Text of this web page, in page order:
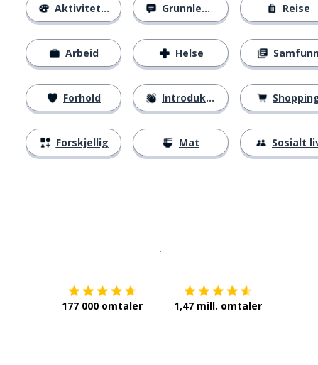
Aktiviteter
Arbeid
Forhold
Forskjellig
Grunnleggende
Helse
Introduksjoner
Mat
Reise
Sosialt
177 000 omtaler 1,47 mill. omtaler